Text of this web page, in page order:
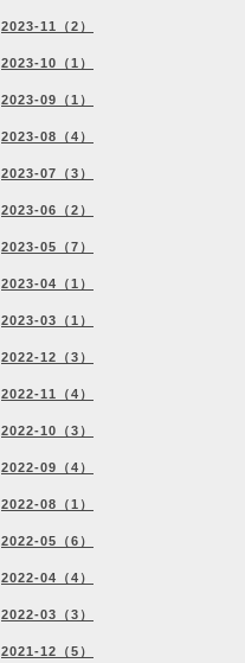
2023-11（2）
2023-10（1）
2023-09（1）
2023-08（4）
2023-07（3）
2023-06（2）
2023-05（7）
2023-04（1）
2023-03（1）
2022-12（3）
2022-11（4）
2022-10（3）
2022-09（4）
2022-08（1）
2022-05（6）
2022-04（4）
2022-03（3）
2021-12（5）